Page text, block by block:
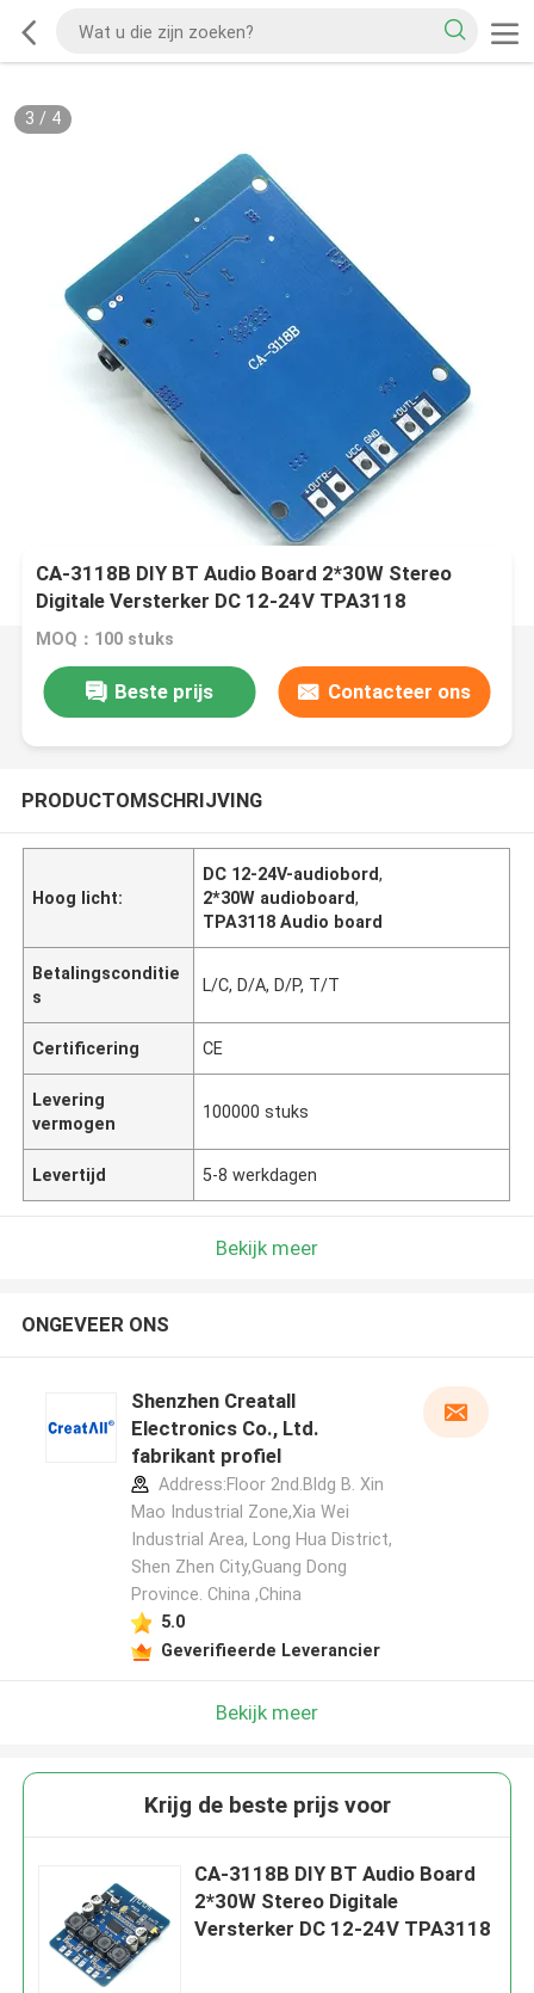
3 / 4
CA-3118B DIY BT Audio Board 2*30W Stereo
Digitale Versterker DC 12-24V TPA3118
MOQ：100 stuks
Beste prijs Contacteer ons
PRODUCTOMSCHRIJVING
Hoog licht:
DC 12-24V-audiobord,
2*30W audioboard,
TPA3118 Audio board
Betalingsconditie
s
L/C, D/A, D/P, T/T
Certificering CE
Levering
vermogen
100000 stuks
Levertijd 5-8 werkdagen
Bekijk meer
ONGEVEER ONS
Shenzhen Creatall
Electronics Co., Ltd.
fabrikant profiel
Address:Floor 2nd.Bldg B. Xin
Mao Industrial Zone,Xia Wei
Industrial Area, Long Hua District,
Shen Zhen City,Guang Dong
Province. China ,China
5.0
Geverifieerde Leverancier
Bekijk meer
Krijg de beste prijs voor
CA-3118B DIY BT Audio Board
2*30W Stereo Digitale
Versterker DC 12-24V TPA3118